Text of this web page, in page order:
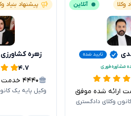
وکلا آنلاین
تایید شده
مشاوره فوری
ارائه شده موفق
وکلای دادگستری
پیشنهاد بنیاد
زهره کشاورزی
۴.۷
۴۴۴۰ خدمت
وکیل پایه یک